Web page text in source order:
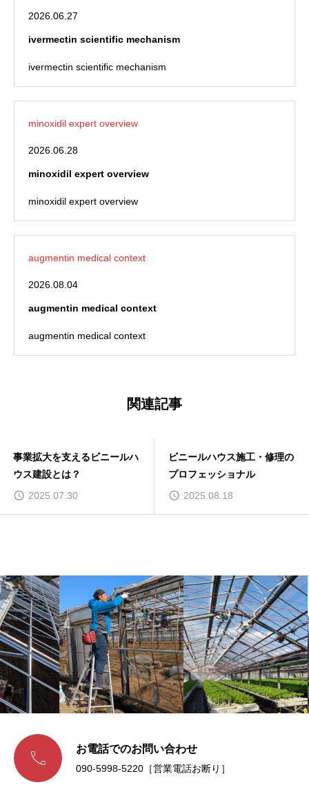
2026.06.27
ivermectin scientific mechanism
ivermectin scientific mechanism
minoxidil expert overview
2026.06.28
minoxidil expert overview
minoxidil expert overview
augmentin medical context
2026.08.04
augmentin medical context
augmentin medical context
関連記事
ビニールハウス施工・修理の
プロフェッショナル
2025.08.18
（余談）消防団と仕事
2026.03.28
 お電話でのお問い合わせ
090-5998-5220［営業電話お断り］